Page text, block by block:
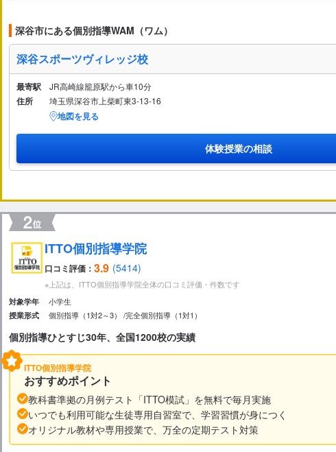
深谷市にある個別指導WAM（ワム）
深谷スポーツヴィレッジ校
最寄駅 JR高崎線籠原駅から車10分
住所 埼玉県深谷市上柴町東3-13-16
地図を見る
体験授業の相談
ITTO個別指導学院
口コミ評価： 3.9 (5414)
※上記は、ITTO個別指導学院全体の口コミ評価・件数です
対象学年 小学生
授業形式 個別指導（1対2～3） 完全個別指導（1対1）
個別指導ひとすじ30年、全国1200校の実績
ITTO個別指導学院
おすすめポイント
教科書準拠の月例テスト「ITTO模試」を無料で毎月実施
いつでも利用可能な生徒専用自習室で、学習習慣が身につく
オリジナル教材や専用授業で、万全の定期テスト対策